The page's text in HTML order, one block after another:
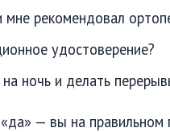
мне рекомендовал
удостоверение?
ночь и делать
— вы на правильном